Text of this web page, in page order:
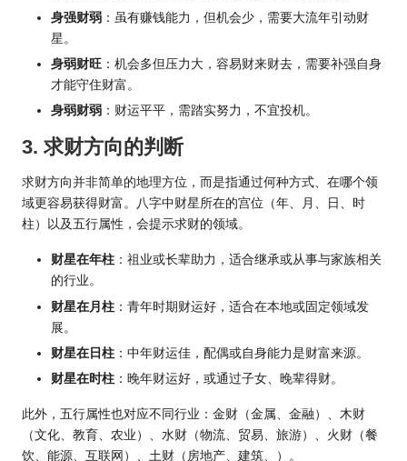
身强财弱 ：虽有赚钱能力，但机会少，需要大流年引动财
星。
身弱财旺 ：机会多但压力大，容易财来财去，需要补强自身
才能守住财富。
身弱财弱 ：财运平平，需踏实努力，不宜投机。
3. 求财方向的判断
求财方向并非简单的地理方位，而是指通过何种方式、在哪个领
域更容易获得财富。八字中财星所在的宫位（年、月、日、时
柱）以及五行属性，会提示求财的领域。
财星在年柱 ：祖业或长辈助力，适合继承或从事与家族相关
的行业。
财星在月柱 ：青年时期财运好，适合在本地或固定领域发
展。
财星在日柱 ：中年财运佳，配偶或自身能力是财富来源。
财星在时柱 ：晚年财运好，或通过子女、晚辈得财。
此外，五行属性也对应不同行业：金财（金属、金融）、木财
（文化、教育、农业）、水财（物流、贸易、旅游）、火财（餐
饮、能源、互联网）、土财（房地产、建筑、）。